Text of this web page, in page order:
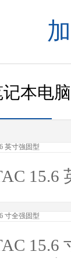
本电脑
15.6
15.6